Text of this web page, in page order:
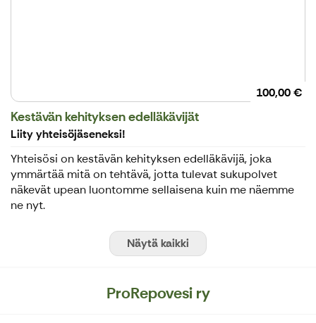
100,00 €
Kestävän kehityksen edelläkävijät
Liity yhteisöjäseneksi!
Yhteisösi on kestävän kehityksen edelläkävijä, joka
ymmärtää mitä on tehtävä, jotta tulevat sukupolvet
näkevät upean luontomme sellaisena kuin me näemme
ne nyt.
Näytä kaikki
ProRepovesi ry